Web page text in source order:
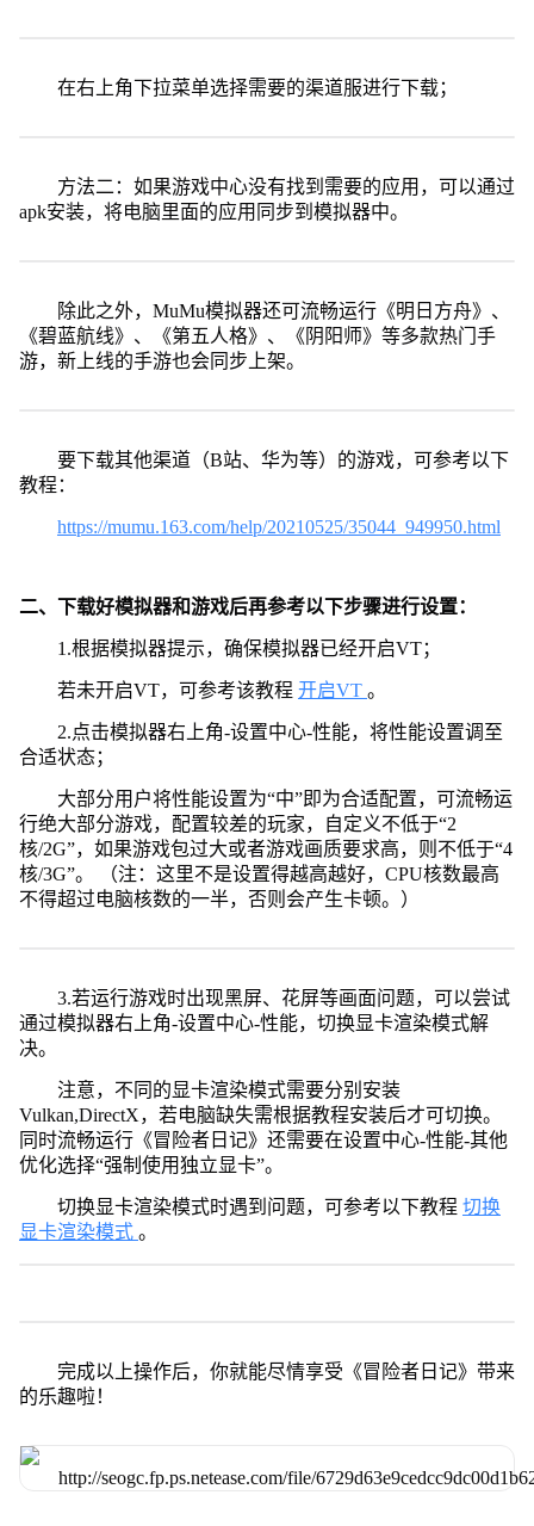
在右上角下拉菜单选择需要的渠道服进行下载；
方法二：如果游戏中心没有找到需要的应用，可以通过
apk安装，将电脑里面的应用同步到模拟器中。
除此之外，MuMu模拟器还可流畅运行《明日方舟》、
《碧蓝航线》、《第五人格》、《阴阳师》等多款热门手
游，新上线的手游也会同步上架。
要下载其他渠道（B站、华为等）的游戏，可参考以下
教程：
https://mumu.163.com/help/20210525/35044_949950.html
二、下载好模拟器和游戏后再参考以下步骤进行设置：
1.根据模拟器提示，确保模拟器已经开启VT；
若未开启VT，可参考该教程 开启VT 。
2.点击模拟器右上角-设置中心-性能，将性能设置调至
合适状态；
大部分用户将性能设置为“中”即为合适配置，可流畅运
行绝大部分游戏，配置较差的玩家，自定义不低于“2
核/2G”，如果游戏包过大或者游戏画质要求高，则不低于“4
核/3G”。 （注：这里不是设置得越高越好，CPU核数最高
不得超过电脑核数的一半，否则会产生卡顿。）
3.若运行游戏时出现黑屏、花屏等画面问题，可以尝试
通过模拟器右上角-设置中心-性能，切换显卡渲染模式解
决。
注意，不同的显卡渲染模式需要分别安装
Vulkan,DirectX，若电脑缺失需根据教程安装后才可切换。
同时流畅运行《冒险者日记》还需要在设置中心-性能-其他
优化选择“强制使用独立显卡”。
切换显卡渲染模式时遇到问题，可参考以下教程 切换
显卡渲染模式 。
完成以上操作后，你就能尽情享受《冒险者日记》带来
的乐趣啦！